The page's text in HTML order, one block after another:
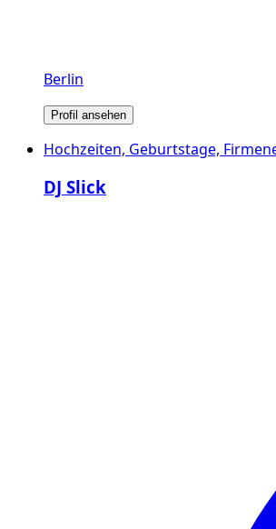
Berlin
Profil ansehen
Hochzeiten, Geburtstage,
DJ Slick